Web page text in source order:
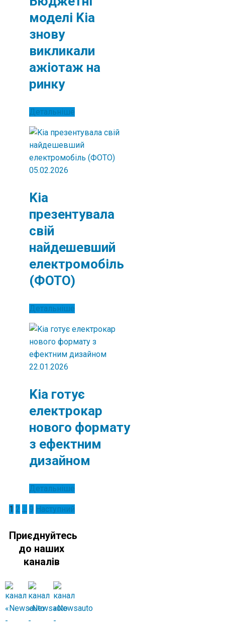
моделі Kia
знову
викликали
ажіотаж на
ринку
Детальніше
05.02.2026
Kia
презентувала
свій
найдешевший
електромобіль
(ФОТО)
Детальніше
22.01.2026
Kia готує
електрокар
нового формату
з ефектним
дизайном
Детальніше
Пагінація
записів
1 2 … 9 Наступний
Приєднуйтесь
до наших
каналів